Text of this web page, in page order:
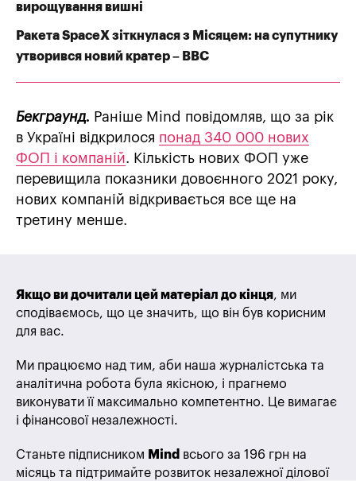
вирощування вишні
Ракета SpaceX зіткнулася з Місяцем: на супутнику
утворився новий кратер – BBC
Бекграунд. Раніше Mind повідомляв, що за рік
в Україні відкрилося понад 340 000 нових
ФОП і компаній. Кількість нових ФОП уже
перевищила показники довоєнного 2021 року,
нових компаній відкривається все ще на
третину менше.
Якщо ви дочитали цей матеріал до кінця, ми
сподіваємось, що це значить, що він був корисним
для вас.
Ми працюємо над тим, аби наша журналістська та
аналітична робота була якісною, і прагнемо
виконувати її максимально компетентно. Це вимагає
і фінансової незалежності.
Станьте підписником Mind всього за 196 грн на
місяць та підтримайте розвиток незалежної ділової